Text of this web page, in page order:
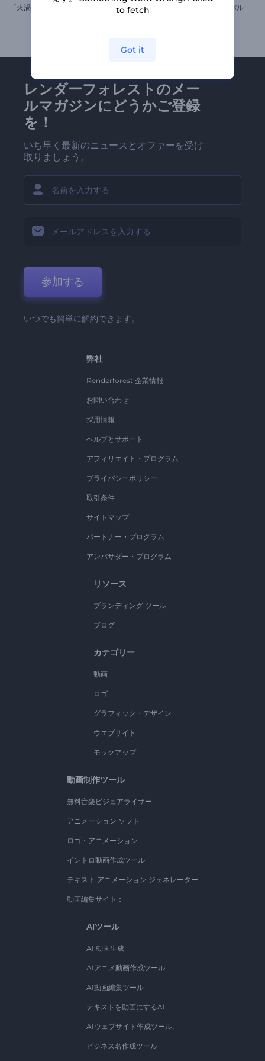
「火渦」ロゴ動画 デザイナーズ・ロゴ・リバイバル
レンダーフォレストのメー
ルマガジンにどうかご登録
を！
いち早く最新のニュースとオファーを受け
取りましょう。
参加する
いつでも簡単に解約できます。
弊社
Renderforest 企業情報
お問い合わせ
採用情報
ヘルプとサポート
アフィリエイト・プログラム
プライバシーポリシー
取引条件
サイトマップ
パートナー・プログラム
アンバサダー・プログラム
リソース
ブランディング ツール
ブログ
カテゴリー
動画
ロゴ
グラフィック・デザイン
ウエブサイト
モックアップ
動画制作ツール
無料音楽ビジュアライザー
アニメーション ソフト
ロゴ・アニメーション
イントロ動画作成ツール
テキスト アニメーション ジェネレーター
動画編集サイト：
AIツール
AI 動画生成
AIアニメ動画作成ツール
AI動画編集ツール
テキストを動画にするAI
AIウェブサイト作成ツール。
ビジネス名作成ツール
to fetch
Got it